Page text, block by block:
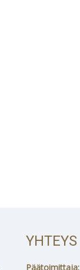
YHTEYS
Päätoimittaja: